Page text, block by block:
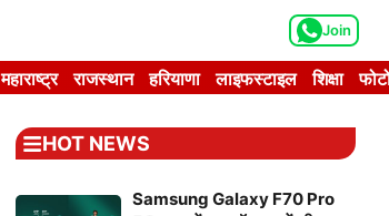
Join
महाराष्ट्र राजस्थान हरियाणा लाइफस्टाइल शिक्षा
HOT NEWS
Samsung Galaxy F70 Pro